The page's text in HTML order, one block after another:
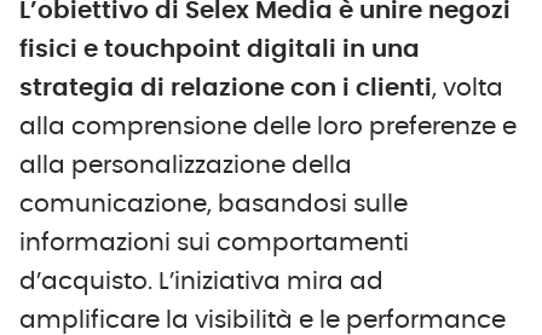
L’obiettivo di Selex Media è unire negozi
fisici e touchpoint digitali in una
strategia di relazione con i clienti, volta
alla comprensione delle loro preferenze e
alla personalizzazione della
comunicazione, basandosi sulle
informazioni sui comportamenti
d’acquisto. L’iniziativa mira ad
amplificare la visibilità e le performance